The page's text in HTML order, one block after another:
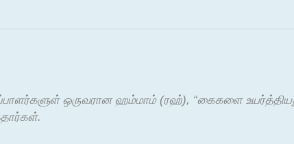
ஒருவரான ஹம்மாம் (ரஹ்), “கைகளை உயர்த்தியது